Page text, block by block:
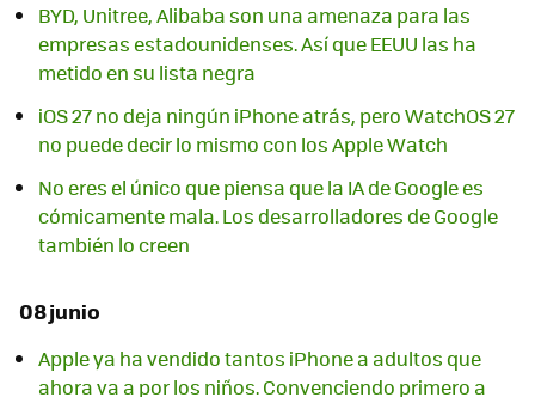
BYD, Unitree, Alibaba son una amenaza para las
empresas estadounidenses. Así que EEUU las ha
metido en su lista negra
iOS 27 no deja ningún iPhone atrás, pero WatchOS 27
no puede decir lo mismo con los Apple Watch
No eres el único que piensa que la IA de Google es
cómicamente mala. Los desarrolladores de Google
también lo creen
08 junio
Apple ya ha vendido tantos iPhone a adultos que
ahora va a por los niños. Convenciendo primero a